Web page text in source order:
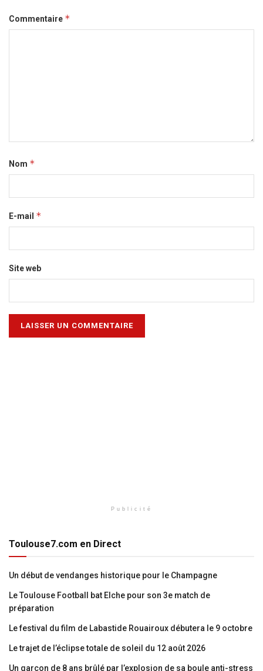
Commentaire *
Nom *
E-mail *
Site web
Publicité
Toulouse7.com en Direct
Un début de vendanges historique pour le Champagne
Le Toulouse Football bat Elche pour son 3e match de
préparation
Le festival du film de Labastide Rouairoux débutera le 9 octobre
Le trajet de l’éclipse totale de soleil du 12 août 2026
Un garçon de 8 ans brûlé par l’explosion de sa boule anti-stress